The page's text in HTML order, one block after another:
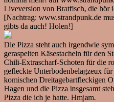
Liveversion von Bratfisch, die hör
[Nachtrag: www.strandpunk.de
gibts da auch! Holen!]
Die Pizza steht auch irgendwie
geraspelten Käsestacheln für den
Chili-Extrascharf-Schoten für die
gefleckte Unterbodenbelagzeux
komischen Dreitagebartfleckigen
Hagen und die Pizza insgesamt
Pizza die ich je hatte. Hmjam.